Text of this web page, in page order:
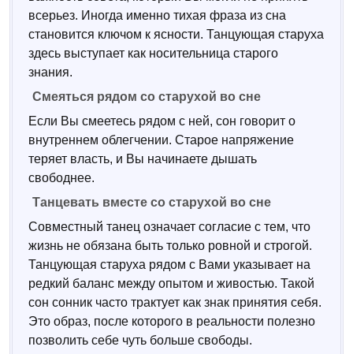
всерьез. Иногда именно тихая фраза из сна
становится ключом к ясности. Танцующая старуха
здесь выступает как носительница старого
знания.
Смеяться рядом со старухой во сне
Если Вы смеетесь рядом с ней, сон говорит о
внутреннем облегчении. Старое напряжение
теряет власть, и Вы начинаете дышать
свободнее.
Танцевать вместе со старухой во сне
Совместный танец означает согласие с тем, что
жизнь не обязана быть только ровной и строгой.
Танцующая старуха рядом с Вами указывает на
редкий баланс между опытом и живостью. Такой
сон сонник часто трактует как знак принятия себя.
Это образ, после которого в реальности полезно
позволить себе чуть больше свободы.